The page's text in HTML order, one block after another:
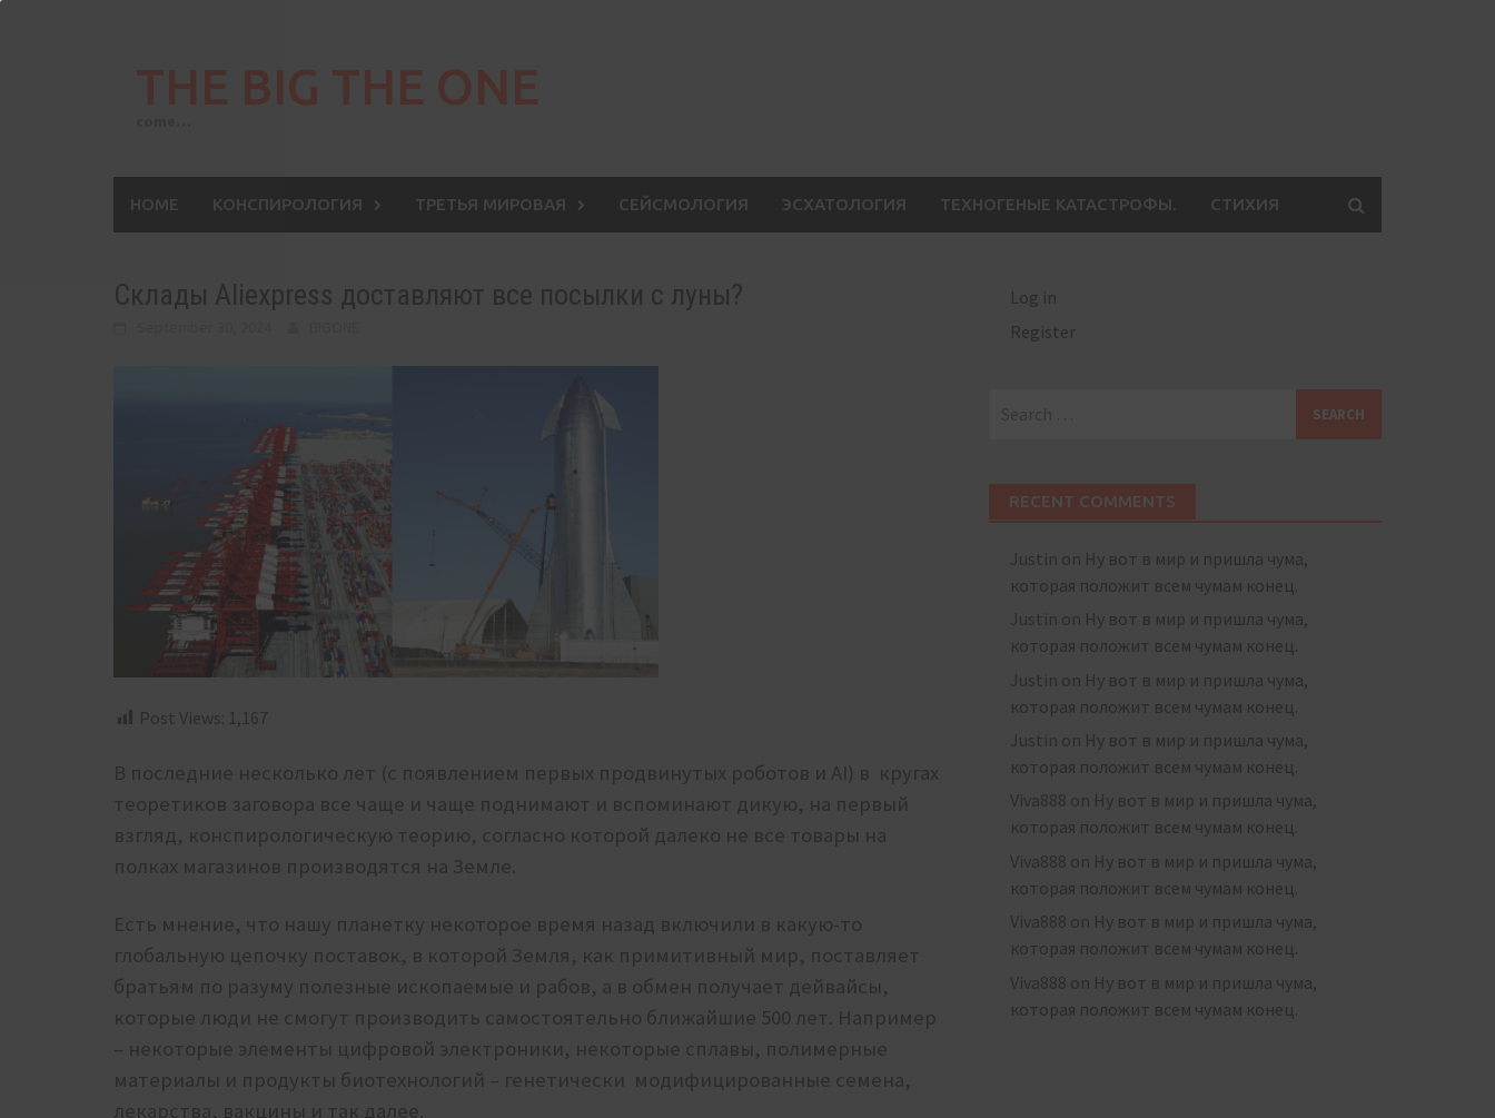
THE BIG THE ONE
HOME КОНСПИРОЛОГИЯ ТРЕТЬЯ МИРОВАЯ СЕЙСМОЛОГИЯ ЭСХАТОЛОГИЯ ТЕХНОГЕНЫЕ КАТАСТРОФЫ. СТИХИЯ
Склады Aliexpress доставляют все посылки с луны?
Post Views: 1,167
В последние несколько лет (с появлением первых продвинутых роботов и AI) в кругах
теоретиков заговора все чаще и чаще поднимают и вспоминают дикую, на первый
взгляд, конспирологическую теорию, согласно которой далеко не все товары на
полках магазинов производятся на Земле.
Есть мнение, что нашу планетку некоторое время назад включили в какую-то
глобальную цепочку поставок, в которой Земля, как примитивный мир, поставляет
братьям по разуму полезные ископаемые и рабов, а в обмен получает дейвайсы,
которые люди не смогут производить самостоятельно ближайшие 500 лет. Например
– некоторые элементы цифровой электроники, некоторые сплавы, полимерные
материалы и продукты биотехнологий – генетически модифицированные семена,
лекарства, вакцины и так далее.
Log in
Register
RECENT COMMENTS
Justin on Ну вот в мир и пришла чума,
которая положит всем чумам конец.
Justin on Ну вот в мир и пришла чума,
которая положит всем чумам конец.
Justin on Ну вот в мир и пришла чума,
которая положит всем чумам конец.
Justin on Ну вот в мир и пришла чума,
которая положит всем чумам конец.
Viva888 on Ну вот в мир и пришла чума,
которая положит всем чумам конец.
Viva888 on Ну вот в мир и пришла чума,
которая положит всем чумам конец.
Viva888 on Ну вот в мир и пришла чума,
которая положит всем чумам конец.
Viva888 on Ну вот в мир и пришла чума,
которая положит всем чумам конец.